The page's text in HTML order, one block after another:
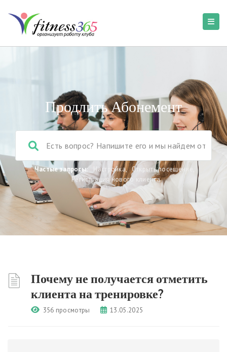
Продлить Абонемент
Частые запросы: Настройка, Открыть посещение
Регистрация нового клиента
Почему не получается отметить
клиента на тренировке?
356 просмотры 13.05.2025